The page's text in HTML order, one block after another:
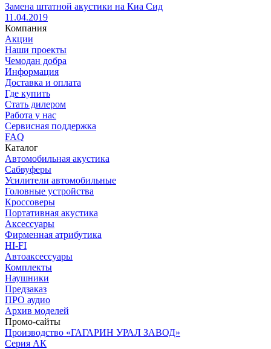
Замена штатной акустики на Киа Сид
11.04.2019
Компания
Акции
Наши проекты
Чемодан добра
Информация
Доставка и оплата
Где купить
Стать дилером
Работа у нас
Сервисная поддержка
FAQ
Каталог
Автомобильная акустика
Сабвуферы
Усилители автомобильные
Головные устройства
Кроссоверы
Портативная акустика
Аксессуары
Фирменная атрибутика
HI-FI
Автоаксессуары
Комплекты
Наушники
Предзаказ
ПРО аудио
Архив моделей
Промо-сайты
Производство «ГАГАРИН УРАЛ ЗАВОД»
Серия АК